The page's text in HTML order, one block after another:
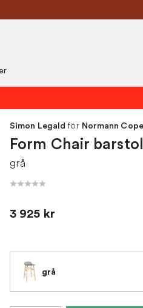
Simon Legald för Normann
Form Chair
grå
3 925 kr
grå